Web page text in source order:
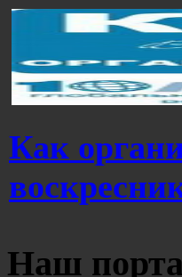
Как
Наш